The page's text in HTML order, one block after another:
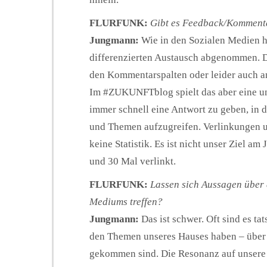
FLURFUNK: Gibt es Feedback/
Jungmann: Wie in den Sozialen Medien
differenzierten Austausch abgenommen.
den Kommentarspalten oder leider auch
Im #ZUKUNFTblog spielt das aber eine
immer schnell eine Antwort zu geben, in
und Themen aufzugreifen. Verlinkungen
keine Statistik. Es ist nicht unser Ziel am
und 30 Mal verlinkt.
FLURFUNK: Lassen sich Aussagen
Mediums treffen?
Jungmann: Das ist schwer. Oft sind es
den Themen unseres Hauses haben –
gekommen sind. Die Resonanz auf